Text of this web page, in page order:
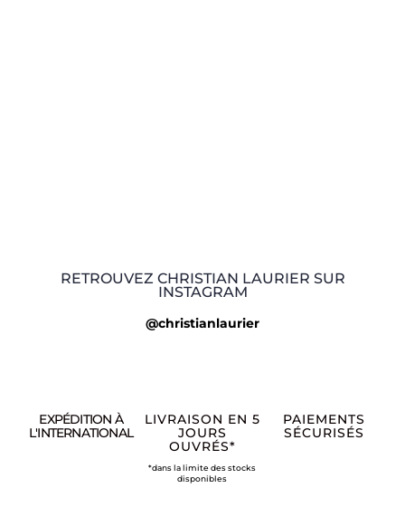
RETROUVEZ CHRISTIAN LAURIER SUR
INSTAGRAM
@christianlaurier
EXPÉDITION À
L'INTERNATIONAL
LIVRAISON EN 5
JOURS
OUVRÉS*
*dans la limite des stocks
disponibles
PAIEMENTS
SÉCURISÉS